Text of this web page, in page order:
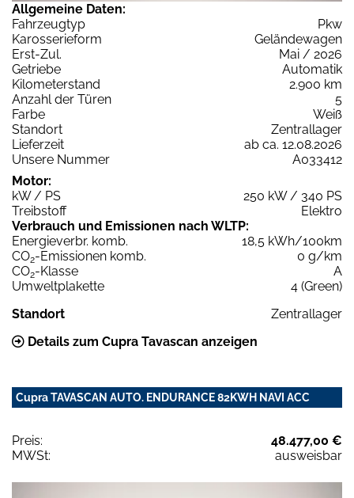
Allgemeine Daten:
Fahrzeugtyp
Pkw
Karosserieform
Geländewagen
Erst-Zul.
Mai / 2026
Getriebe
Automatik
Kilometerstand
2.900 km
Anzahl der Türen
5
Farbe
Weiß
Standort
Zentrallager
Lieferzeit
ab ca. 12.08.2026
Unsere Nummer
A033412
Motor:
kW / PS
250 kW / 340 PS
Treibstoff
Elektro
Verbrauch und Emissionen nach WLTP:
Energieverbr. komb.
18,5 kWh/100km
CO2-Emissionen komb.
0 g/km
CO2-Klasse
A
Umweltplakette
4 (Green)
Standort
Zentrallager
Details zum Cupra Tavascan anzeigen
Cupra TAVASCAN AUTO. ENDURANCE 82KWH NAVI ACC
Preis:
48.477,00 €
MWSt:
ausweisbar